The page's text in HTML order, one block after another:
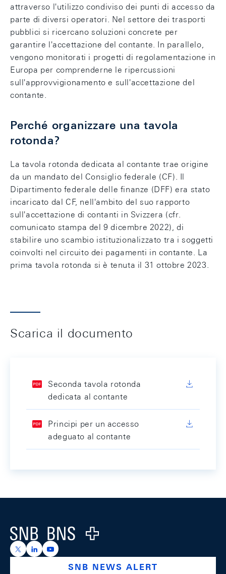
attraverso l'utilizzo condiviso dei punti di accesso da
parte di diversi operatori. Nel settore dei trasporti
pubblici si ricercano soluzioni concrete per
garantire l'accettazione del contante. In parallelo,
vengono monitorati i progetti di regolamentazione in
Europa per comprenderne le ripercussioni
sull'approvvigionamento e sull'accettazione del
contante.
Perché organizzare una tavola
rotonda?
La tavola rotonda dedicata al contante trae origine
da un mandato del Consiglio federale (CF). Il
Dipartimento federale delle finanze (DFF) era stato
incaricato dal CF, nell'ambito del suo rapporto
sull'accettazione di contanti in Svizzera (cfr.
comunicato stampa del 9 dicembre 2022), di
stabilire uno scambio istituzionalizzato tra i soggetti
coinvolti nel circuito dei pagamenti in contante. La
prima tavola rotonda si è tenuta il 31 ottobre 2023.
Scarica il documento
Seconda tavola rotonda
dedicata al contante
Principi per un accesso
adeguato al contante
Logo
https://x.com/snb_bns
https://ch.linkedin.com/company/swiss-national-
https://www.youtube.com/@swissnationalbank
SNB NEWS ALERT